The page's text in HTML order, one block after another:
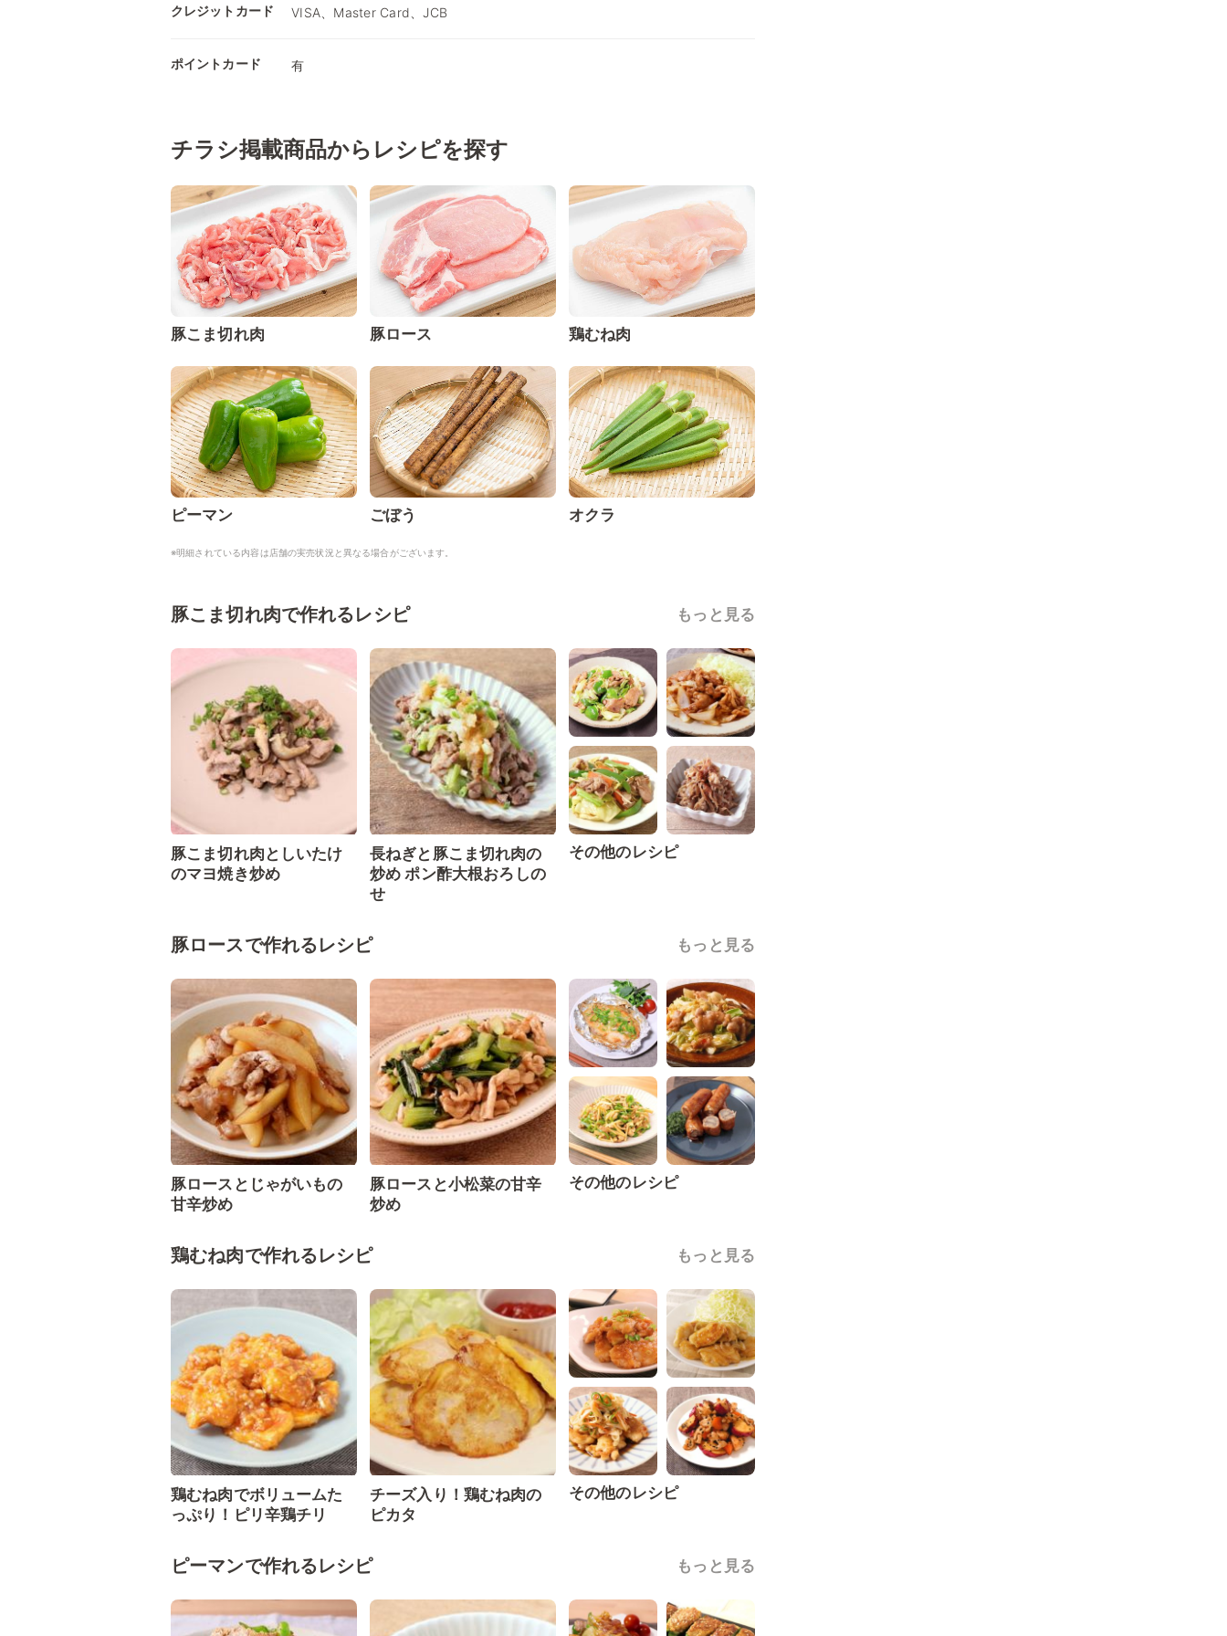
クレジットカード VISA、Master Card、JCB
ポイントカード 有
チラシ掲載商品からレシピを探す
豚こま切れ肉 豚ロース 鶏むね肉
ピーマン ごぼう オクラ
※明細されている内容は店舗の実売状況と異なる場合がございます。
豚こま切れ肉で作れるレシピ もっと見る
豚こま切れ肉としいたけ
のマヨ焼き炒め
長ねぎと豚こま切れ肉の
炒め ポン酢大根おろしの
せ
その他のレシピ
豚ロースで作れるレシピ もっと見る
豚ロースとじゃがいもの
甘辛炒め
豚ロースと小松菜の甘辛
炒め
その他のレシピ
鶏むね肉で作れるレシピ もっと見る
鶏むね肉でボリュームた
っぷり！ピリ辛鶏チリ
チーズ入り！鶏むね肉の
ピカタ
その他のレシピ
ピーマンで作れるレシピ もっと見る